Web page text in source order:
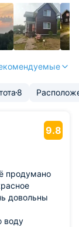
8
9.8
продумано
довольны
воду